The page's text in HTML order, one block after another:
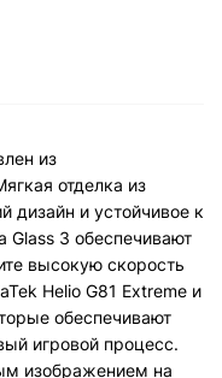
из
отделка из
дизайн и устойчивое к
Glass 3 обеспечивают
высокую скорость
Helio G81 Extreme и
обеспечивают
игровой процесс.
изображением на